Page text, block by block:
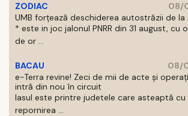
ZODIAC
08/
UMB forțează deschiderea autostrăzii de la
* este in joc jalonul PNRR din 31 august, cu
de or ...
BACAU
08/
e-Terra revine! Zeci de mii de acte și
intră din nou în circuit
Iasul este printre judetele care asteaptă cu
repornirea ...